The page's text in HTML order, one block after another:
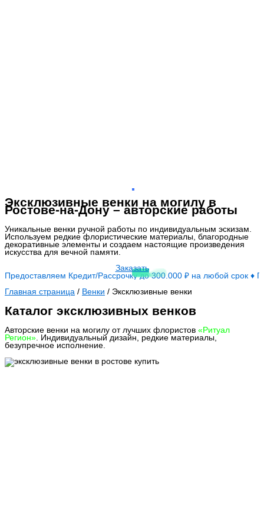
Эксклюзивные венки на могилу в
Ростове-на-Дону – авторские работы
Уникальные венки ручной работы по индивидуальным эскизам.
Используем редкие флористические материалы, благородные
декоративные элементы и создаем настоящие произведения
искусства для вечной памяти.
Заказать
Предоставляем Кредит/Рассрочку до 300.000 ₽ на любой срок
Главная страница / Венки / Эксклюзивные венки
Каталог эксклюзивных венков
Авторские венки на могилу от лучших флористов «Ритуал
Регион». Индивидуальный дизайн, редкие материалы,
безупречное исполнение.